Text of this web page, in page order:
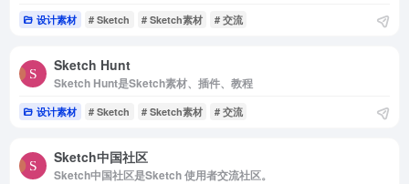
设计素材 # Sketch # Sketch素材 # 交流
Sketch Hunt
Sketch Hunt是Sketch素材、插件、教程
设计素材 # Sketch # Sketch素材 # 交流
Sketch中国社区
Sketch中国社区是Sketch 使用者交流社区。